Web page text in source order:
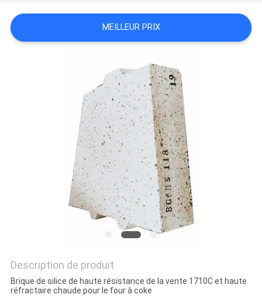
LES
POLITIQUE
CONFIDENTIALITÉ
MEILLEUR PRIX
Description de produit
Brique de silice de haute résistance de la vente 1710C et haute
réfractaire chaude pour le four à coke